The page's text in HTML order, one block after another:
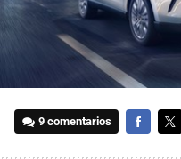
9 comentarios